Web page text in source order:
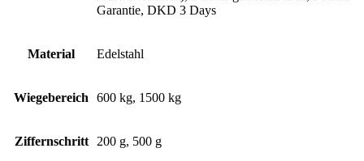
Garantie, DKD 3 Days
Material Edelstahl
Wiegebereich 600 kg, 1500 kg
Ziffernschritt 200 g, 500 g